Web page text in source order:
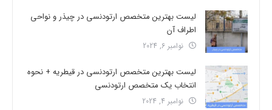
لیست بهترین متخصص ارتودنسی در چیذر و نواحی
اطراف آن
نوامبر 6, 2024
لیست بهترین متخصص ارتودنسی در قیطریه + نحوه
انتخاب یک متخصص ارتودنسی
نوامبر 4, 2024